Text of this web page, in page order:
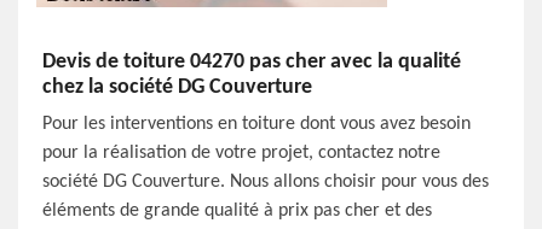
Devis de toiture 04270 pas cher avec la qualité
chez la société DG Couverture
Pour les interventions en toiture dont vous avez besoin
pour la réalisation de votre projet, contactez notre
société DG Couverture. Nous allons choisir pour vous des
éléments de grande qualité à prix pas cher et des